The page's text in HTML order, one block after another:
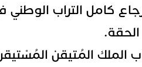
كامل التراب الوطني
المُتيقن